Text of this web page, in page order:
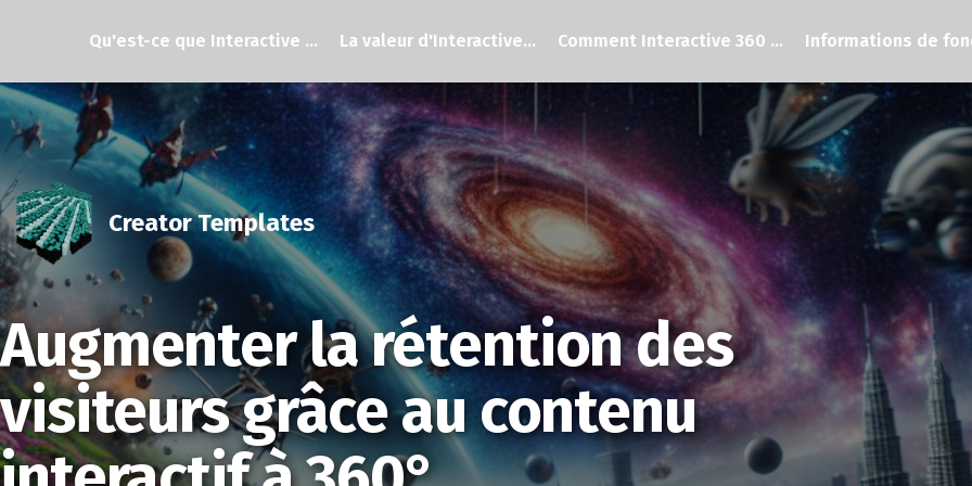
Qu'est-ce que Interactive ... La valeur d'Interactive... Comment Interactive 360 ... Informations de
Creator Templates
Augmenter la rétention des
visiteurs grâce au contenu